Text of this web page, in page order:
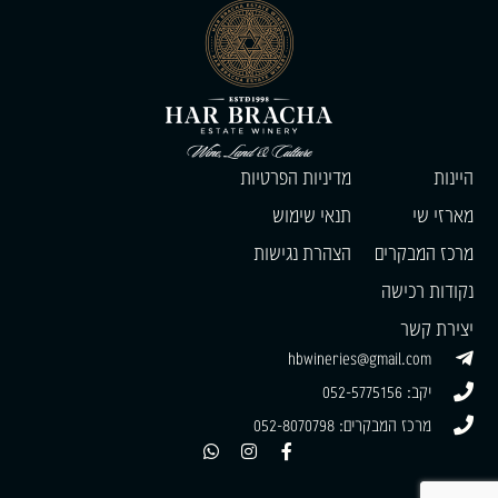
hbwineries@gmail.com
יקב: 052-5775156
מרכז המבקרים: 052-8070798
היינות
מארזי שי
מרכז המבקרים
נקודות רכישה
יצירת קשר
מדיניות הפרטיות
תנאי שימוש
הצהרת נגישות